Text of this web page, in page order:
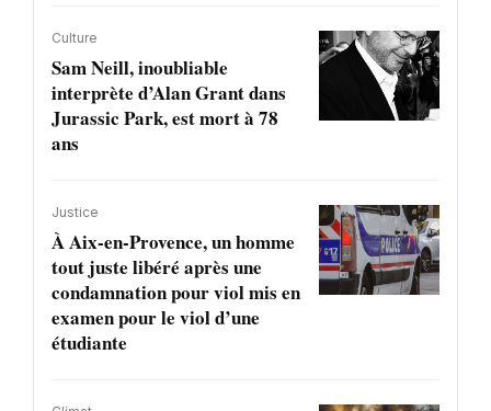
Culture
Sam Neill, inoubliable
interprète d’Alan Grant dans
Jurassic Park, est mort à 78
ans
Justice
À Aix-en-Provence, un homme
tout juste libéré après une
condamnation pour viol mis en
examen pour le viol d’une
étudiante